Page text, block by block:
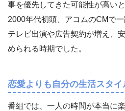
事を優先してきた可能性が高い
2000年代初頭、アコムのCMで一
テレビ出演や広告契約が増え、
められる時期でした。
恋愛よりも自分の生活スタイ
番組では、一人の時間が本当に